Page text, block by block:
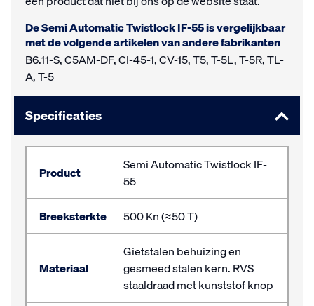
De Semi Automatic Twistlock IF-55 is vergelijkbaar
met de volgende artikelen van andere fabrikanten
B6.11-S, C5AM-DF, CI-45-1, CV-15, T5, T-5L, T-5R, TL-
A, T-5
Specificaties
Product
Semi Automatic Twistlock IF-
55
Breeksterkte
500 Kn (≈50 T)
Materiaal
Gietstalen behuizing en
gesmeed stalen kern. RVS
staaldraad met kunststof knop